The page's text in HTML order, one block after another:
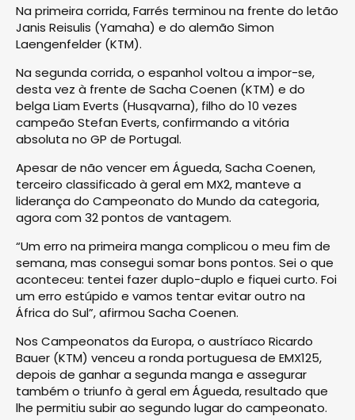
Na primeira corrida, Farrés terminou na frente do letão
Janis Reisulis (Yamaha) e do alemão Simon
Laengenfelder (KTM).
Na segunda corrida, o espanhol voltou a impor-se,
desta vez à frente de Sacha Coenen (KTM) e do
belga Liam Everts (Husqvarna), filho do 10 vezes
campeão Stefan Everts, confirmando a vitória
absoluta no GP de Portugal.
Apesar de não vencer em Águeda, Sacha Coenen,
terceiro classificado à geral em MX2, manteve a
liderança do Campeonato do Mundo da categoria,
agora com 32 pontos de vantagem.
“Um erro na primeira manga complicou o meu fim de
semana, mas consegui somar bons pontos. Sei o que
aconteceu: tentei fazer duplo-duplo e fiquei curto. Foi
um erro estúpido e vamos tentar evitar outro na
África do Sul”, afirmou Sacha Coenen.
Nos Campeonatos da Europa, o austríaco Ricardo
Bauer (KTM) venceu a ronda portuguesa de EMX125,
depois de ganhar a segunda manga e assegurar
também o triunfo à geral em Águeda, resultado que
lhe permitiu subir ao segundo lugar do campeonato.